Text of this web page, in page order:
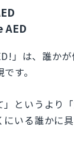
AED
」は、誰か
す。
」というより
いる誰かに